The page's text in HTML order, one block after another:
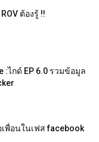
ต้องรู้ !!
:ไกด์ EP 6.0 รวมข้อมูล
พื่อนในเฟส facebook